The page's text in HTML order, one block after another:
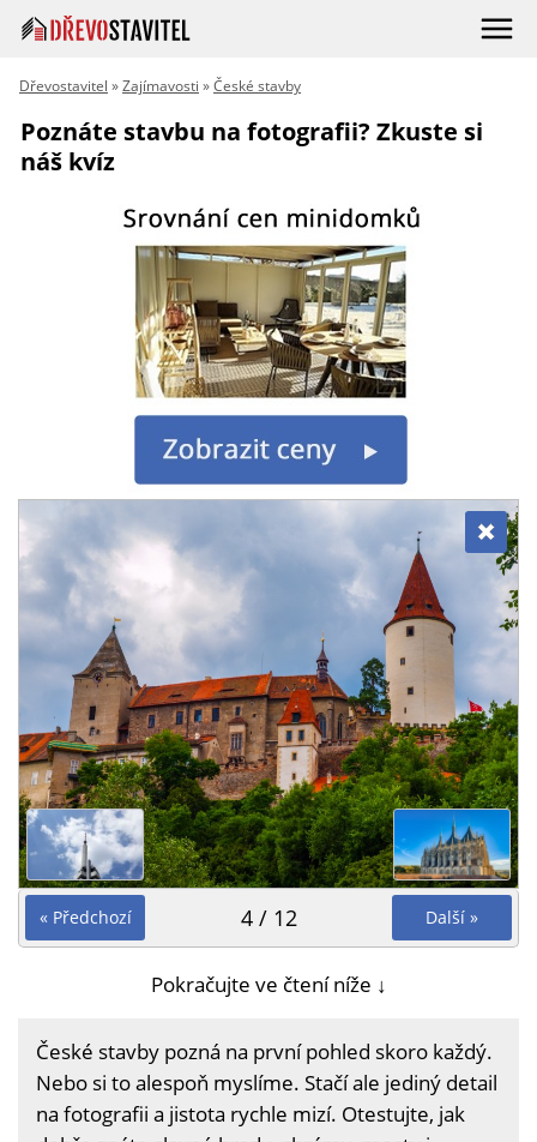
Dřevostavitel »Zajímavosti »České stavby
Poznáte stavbu na fotografii? Zkuste si
náš kvíz
« Předchozí Další »
4 / 12
Pokračujte ve čtení níže ↓
České stavby pozná na první pohled skoro každý.
Nebo si to alespoň myslíme. Stačí ale jediný detail
na fotografii a jistota rychle mizí. Otestujte, jak